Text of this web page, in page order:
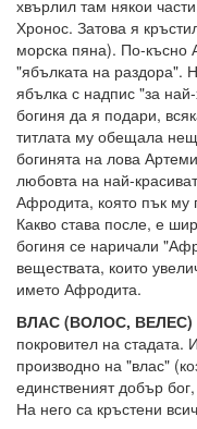
хвърлил там някои
Хронос. Затова я
морска пяна). По-късно
"ябълката на раздора".
ябълка с надпис "за
богиня да я подари,
титлата му обещала
богинята на лова
любовта на най-
Афродита, която пък му
Какво става после, е
богиня се наричали
веществата, които
името Афродита.
ВЛАС (ВОЛОС, ВЕЛЕС)
покровител на стадата.
производно на "влас"
единственият добър
На него са кръстени